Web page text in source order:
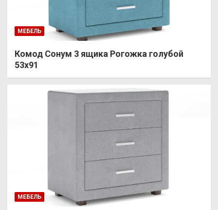
МЕБЕЛЬ
Комод Сонум 3 ящика Рогожка голубой
53х91
МЕБЕЛЬ